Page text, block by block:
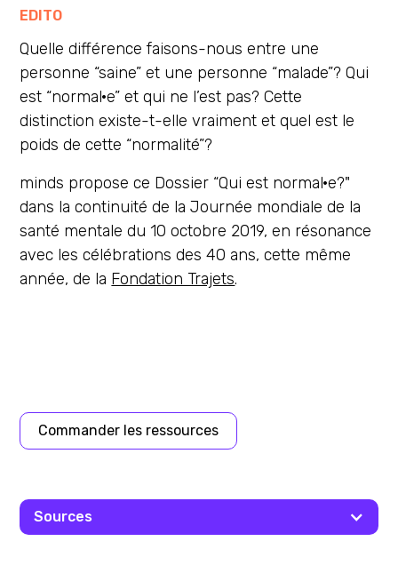
EDITO
Quelle différence faisons-nous entre une
personne “saine” et une personne “malade”? Qui
est “normal·e” et qui ne l’est pas? Cette
distinction existe-t-elle vraiment et quel est le
poids de cette “normalité”?
minds propose ce Dossier “Qui est normal·e?"
dans la continuité de la Journée mondiale de la
santé mentale du 10 octobre 2019, en résonance
avec les célébrations des 40 ans, cette même
année, de la Fondation Trajets.
Commander les ressources
Sources